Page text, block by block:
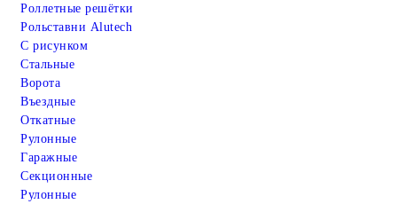
Роллетные решётки
Рольставни Alutech
С рисунком
Стальные
Ворота
Въездные
Откатные
Рулонные
Гаражные
Cекционные
Рулонные